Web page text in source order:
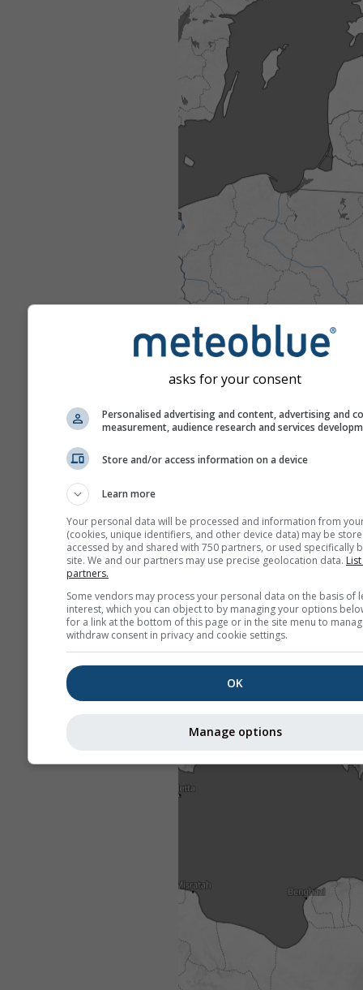
asks for your consent
Personalised advertising and content, advertising and
measurement, audience research and services
Store and/or access information on a device
Learn more
Your personal data will be processed and information from
(cookies, unique identifiers, and other device data) may be
accessed by and shared with 750 partners, or used specifically
site. We and our partners may use precise geolocation data.
partners.
Some vendors may process your personal data on the basis of
interest, which you can object to by managing your options
for a link at the bottom of this page or in the site menu to
withdraw consent in privacy and cookie settings.
OK
Manage options